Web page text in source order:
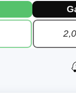
de de la